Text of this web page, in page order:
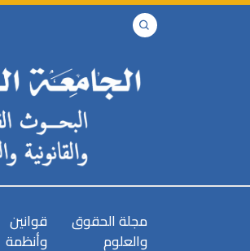
مجلة الحقوق
والعلوم
قوانين
وأنظمة